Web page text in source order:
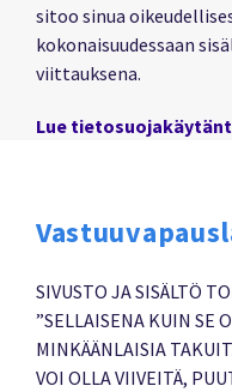
sitoo sinua
kokonaisuudessaan
viittauksena.
Lue
SIVUSTO JA SISÄLTÖ
”SELLAISENA KUIN SE
MINKÄÄNLAISIA
VOI OLLA VIIVEITÄ,